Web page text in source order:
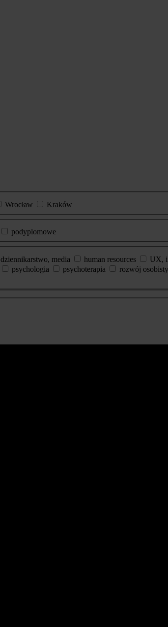
Wrocław
Kraków
podyplomowe
dziennikarstwo, media human resources UX,
psychologia psychoterapia rozwój